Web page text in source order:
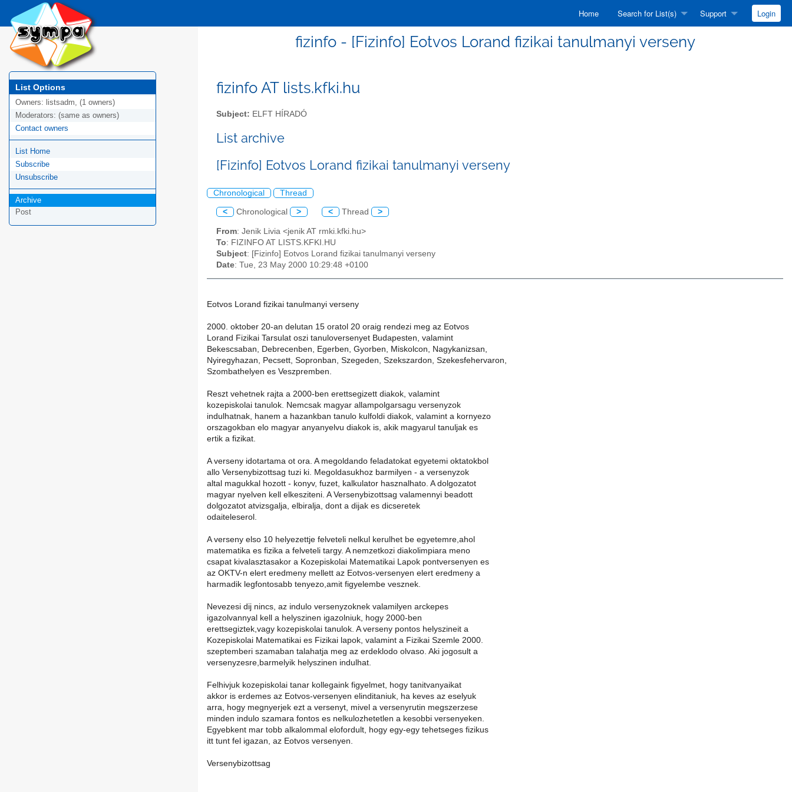
Home Search for List(s) Support Login
fizinfo - [Fizinfo] Eotvos Lorand fizikai tanulmanyi verseny
List Options
Owners: listsadm, (1 owners)
Moderators: (same as owners)
Contact owners
List Home
Subscribe
Unsubscribe
Archive
Post
fizinfo AT lists.kfki.hu
Subject: ELFT HÍRADÓ
List archive
[Fizinfo] Eotvos Lorand fizikai tanulmanyi verseny
Chronological Thread
< Chronological > < Thread >
From: Jenik Livia <jenik AT rmki.kfki.hu>
To: FIZINFO AT LISTS.KFKI.HU
Subject: [Fizinfo] Eotvos Lorand fizikai tanulmanyi verseny
Date: Tue, 23 May 2000 10:29:48 +0100
Eotvos Lorand fizikai tanulmanyi verseny
2000. oktober 20-an delutan 15 oratol 20 oraig rendezi meg az Eotvos
Lorand Fizikai Tarsulat oszi tanuloversenyet Budapesten, valamint
Bekescsaban, Debrecenben, Egerben, Gyorben, Miskolcon, Nagykanizsan,
Nyiregyhazan, Pecsett, Sopronban, Szegeden, Szekszardon, Szekesfehervaron,
Szombathelyen es Veszpremben.
Reszt vehetnek rajta a 2000-ben erettsegizett diakok, valamint
kozepiskolai tanulok. Nemcsak magyar allampolgarsagu versenyzok
indulhatnak, hanem a hazankban tanulo kulfoldi diakok, valamint a kornyezo
orszagokban elo magyar anyanyelvu diakok is, akik magyarul tanuljak es
ertik a fizikat.
A verseny idotartama ot ora. A megoldando feladatokat egyetemi oktatokbol
allo Versenybizottsag tuzi ki. Megoldasukhoz barmilyen - a versenyzok
altal magukkal hozott - konyv, fuzet, kalkulator hasznalhato. A dolgozatot
magyar nyelven kell elkesziteni. A Versenybizottsag valamennyi beadott
dolgozatot atvizsgalja, elbiralja, dont a dijak es dicseretek
odaiteleserol.
A verseny elso 10 helyezettje felveteli nelkul kerulhet be egyetemre,ahol
matematika es fizika a felveteli targy. A nemzetkozi diakolimpiara meno
csapat kivalasztasakor a Kozepiskolai Matematikai Lapok pontversenyen es
az OKTV-n elert eredmeny mellett az Eotvos-versenyen elert eredmeny a
harmadik legfontosabb tenyezo,amit figyelembe vesznek.
Nevezesi dij nincs, az indulo versenyzoknek valamilyen arckepes
igazolvannyal kell a helyszinen igazolniuk, hogy 2000-ben
erettsegiztek,vagy kozepiskolai tanulok. A verseny pontos helyszineit a
Kozepiskolai Matematikai es Fizikai lapok, valamint a Fizikai Szemle 2000.
szeptemberi szamaban talahatja meg az erdeklodo olvaso. Aki jogosult a
versenyzesre,barmelyik helyszinen indulhat.
Felhivjuk kozepiskolai tanar kollegaink figyelmet, hogy tanitvanyaikat
akkor is erdemes az Eotvos-versenyen elinditaniuk, ha keves az eselyuk
arra, hogy megnyerjek ezt a versenyt, mivel a versenyrutin megszerzese
minden indulo szamara fontos es nelkulozhetetlen a kesobbi versenyeken.
Egyebkent mar tobb alkalommal elofordult, hogy egy-egy tehetseges fizikus
itt tunt fel igazan, az Eotvos versenyen.
Versenybizottsag